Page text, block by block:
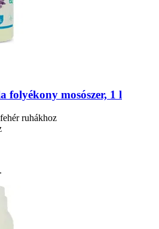
folyékony mosószer, 1 l
ruhákhoz